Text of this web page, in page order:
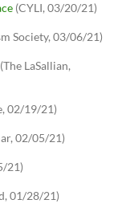
(CYLI, 03/20/21)
Society, 03/06/21)
(The LaSallian,
02/19/21)
02/05/21)
21)
01/28/21)